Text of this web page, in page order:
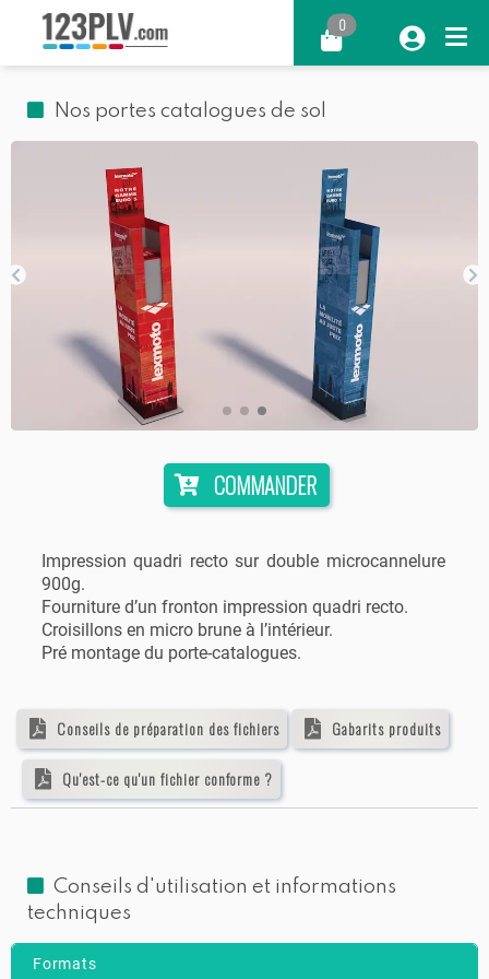
0
Nos portes catalogues de sol
COMMANDER
Impression quadri recto sur double microcannelure
900g.
Fourniture d’un fronton impression quadri recto.
Croisillons en micro brune à l’intérieur.
Pré montage du porte-catalogues.
Conseils de préparation des fichiers Gabarits produits
Qu'est-ce qu'un fichier conforme ?
Conseils d'utilisation et informations
techniques
Formats